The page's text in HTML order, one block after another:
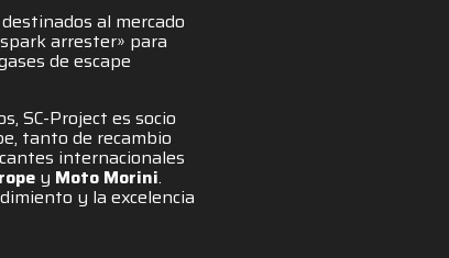
al mercado
arrester» para
de escape
SC-Project es socio
tanto de recambio
internacionales
y Moto Morini.
y la excelencia